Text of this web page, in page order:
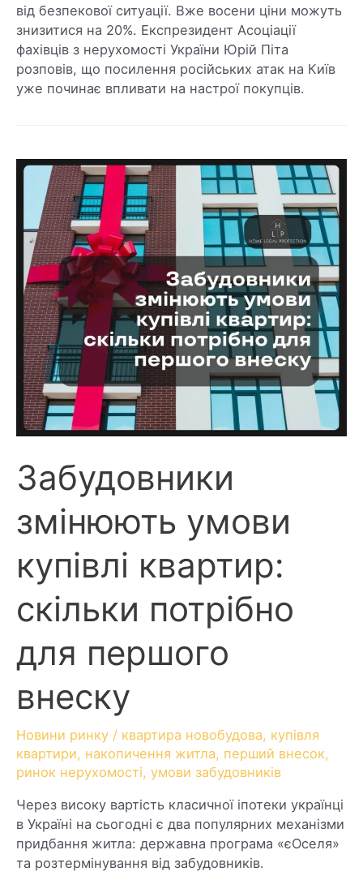
від безпекової ситуації. Вже восени ціни можуть
знизитися на 20%. Експрезидент Асоціації
фахівців з нерухомості України Юрій Піта
розповів, що посилення російських атак на Київ
уже починає впливати на настрої покупців.
Забудовники
змінюють умови
купівлі квартир:
скільки потрібно
для першого
внеску
Новини ринку / квартира новобудова, купівля
квартири, накопичення житла, перший внесок,
ринок нерухомості, умови забудовників
Через високу вартість класичної іпотеки українці
в Україні на сьогодні є два популярних механізми
придбання житла: державна програма «єОселя»
та розтермінування від забудовників.